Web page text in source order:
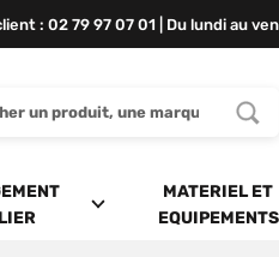
: 02 79 97 07 01 | Du lundi au
MATERIEL ET
EQUIPEMENTS